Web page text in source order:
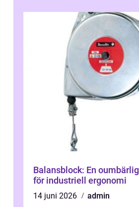
Balansblock: En
för industriell ergonomi
14 juni 2026 admin